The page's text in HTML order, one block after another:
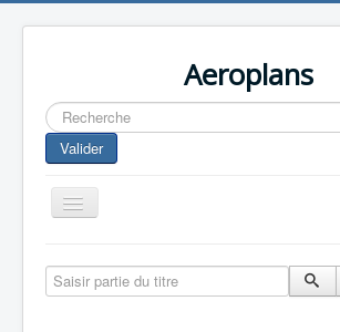
Aeroplans
Rechercher
Valider
Toggle
Navigation
Aviation Commerciale
Saisir partie du titre